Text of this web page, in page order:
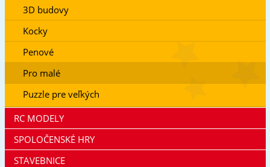
3D budovy
Kocky
Penové
Pro malé
Puzzle pre veľkých
RC MODELY
SPOLOČENSKÉ HRY
STAVEBNICE